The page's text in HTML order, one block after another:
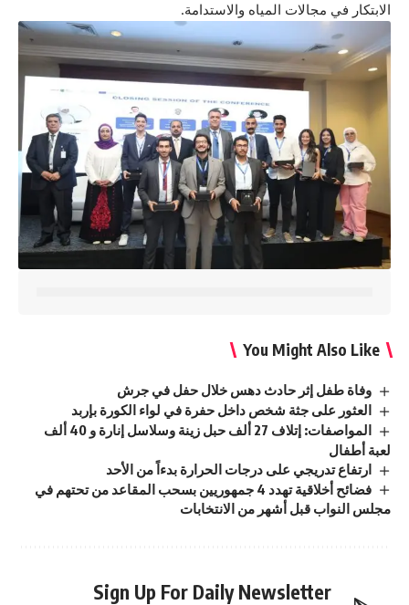
الابتكار في مجالات المياه والاستدامة.
You Might Also Like
وفاة طفل إثر حادث دهس خلال حفل في جرش
العثور على جثة شخص داخل حفرة في لواء الكورة بإربد
المواصفات: إتلاف 27 ألف حبل زينة وسلاسل إنارة و 40 ألف
لعبة أطفال
ارتفاع تدريجي على درجات الحرارة بدءاً من الأحد
فضائح أخلاقية تهدد 4 جمهوريين بسحب المقاعد من تحتهم في
مجلس النواب قبل أشهر من الانتخابات
Sign Up For Daily Newsletter